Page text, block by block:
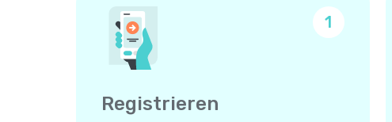
1
Registrieren